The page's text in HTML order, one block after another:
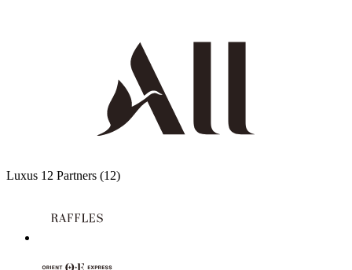
Luxus 12 Partners (12)